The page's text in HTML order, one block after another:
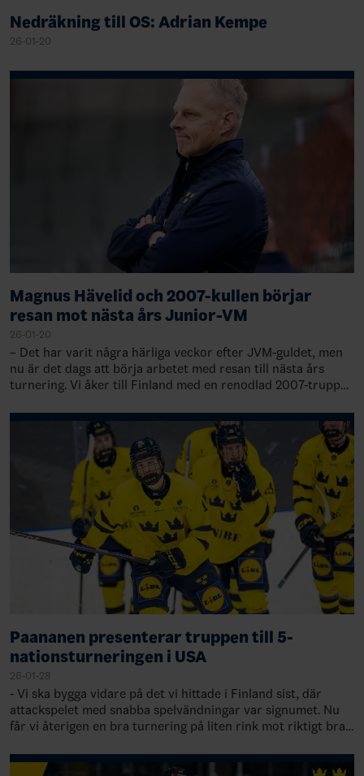
Nedräkning till OS: Adrian Kempe
26-01-20
Magnus Hävelid och 2007-kullen börjar
resan mot nästa års Junior-VM
26-01-20
– Det har varit några härliga veckor efter JVM-guldet, men
nu är det dags att börja arbetet med resan till nästa års
turnering. Vi åker till Finland med en renodlad 2007-trupp
Paananen presenterar truppen till 5-
nationsturneringen i USA
26-01-28
- Vi ska bygga vidare på det vi hittade i Finland sist, där
attackspelet med snabba spelvändningar var signumet. Nu
får vi återigen en bra turnering på liten rink mot riktigt bra